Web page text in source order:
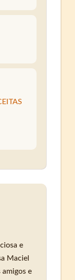
e
Maciel
amigos e